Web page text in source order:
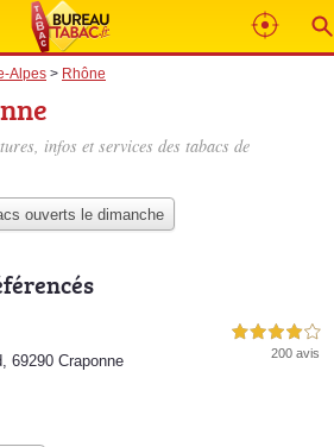
Alpes > Rhône
infos et services des tabacs de
ouverts le dimanche
69290 Craponne
4,0 étoiles sur 5
200 avis